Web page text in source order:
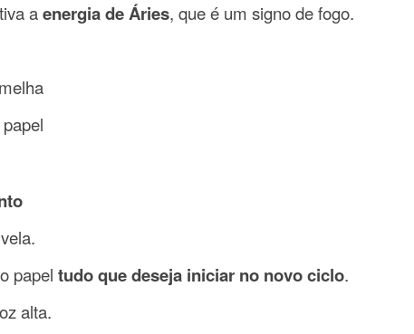
aenergia de Áries, que é um signo de fogo.
papel tudo que deseja iniciar no novo ciclo.
alta.